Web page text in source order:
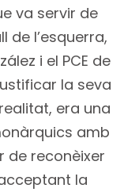
va servir de
de l’esquerra,
i el PCE de
la seva
era una
amb
de reconèixer
la